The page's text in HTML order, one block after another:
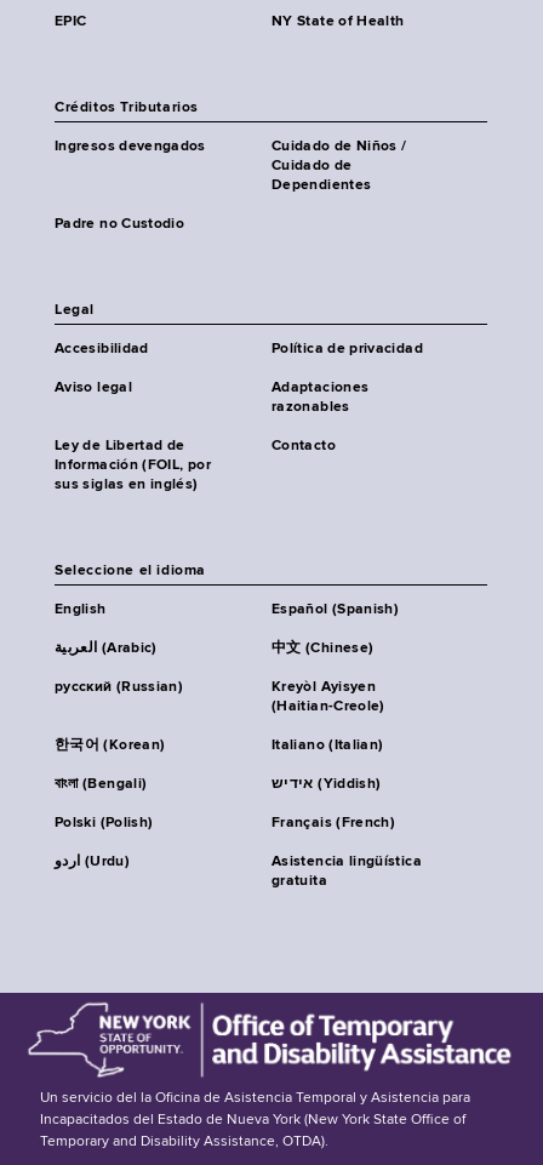
EPIC NY State of Health
Créditos Tributarios
Ingresos devengados
Cuidado de Niños /
Cuidado de
Dependientes
Padre no Custodio
Legal
Accesibilidad Política de privacidad
Aviso legal
Adaptaciones
razonables
Ley de Libertad de
Información (FOIL, por
sus siglas en inglés)
Contacto
Seleccione el idioma
English Español (Spanish)
العربية (Arabic) 中文 (Chinese)
русский (Russian)
Kreyòl Ayisyen
(Haitian-Creole)
한국어 (Korean) Italiano (Italian)
বাংলা (Bengali) אידיש (Yiddish)
Polski (Polish) Français (French)
اردو (Urdu)
Asistencia lingüística
gratuita
Un servicio del la Oficina de Asistencia Temporal y Asistencia para
Incapacitados del Estado de Nueva York (New York State Office of
Temporary and Disability Assistance, OTDA).